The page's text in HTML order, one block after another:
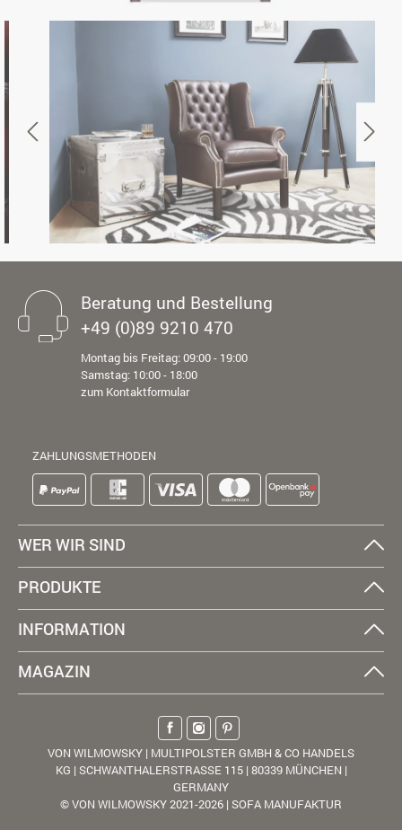
Beratung und Bestellung
+49 (0)89 9210 470
Montag bis Freitag: 09:00 - 19:00
Samstag: 10:00 - 18:00
zum Kontaktformular
ZAHLUNGSMETHODEN
WER WIR SIND
PRODUKTE
INFORMATION
MAGAZIN
VON WILMOWSKY | MULTIPOLSTER GMBH & CO HANDELS
KG | SCHWANTHALERSTRASSE 115 | 80339 MÜNCHEN |
GERMANY
© VON WILMOWSKY 2021-2026 | SOFA MANUFAKTUR